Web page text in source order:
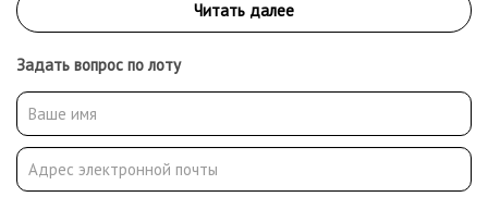
Марийских мастерских Художественного фонда РСФСР.
Заслуженный художник Российской Федерации (2008). Работы
Б.И. Тарелкина хранятся в музеях Москвы, Чебоксар,
Национальном музее Республики Марий Эл имени Т. Евсеева и
Марийском республиканском музее изобразительных
искусств.
Задать вопрос по лоту